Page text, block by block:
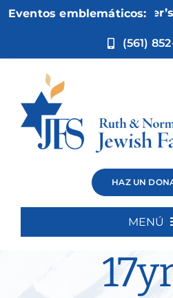
Eventos emblemáticos:
Nov 5:Not Your Mother’s
(561)
HAZ UN
MENÚ
Quiénes
Social